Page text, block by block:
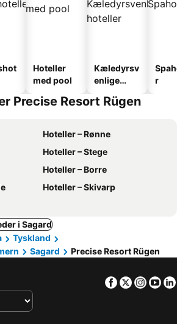
Hoteller
med pool
Kæledyrsv
enlige
r
Precise Resort Rügen
Hoteller – Rønne
Hoteller – Stege
Hoteller – Borre
Hoteller – Skivarp
i Sagard
Tyskland
Sagard Precise Resort Rügen
Facebook
Twitter